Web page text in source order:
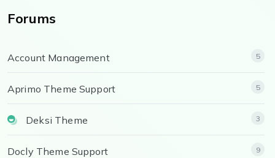
Forums
Account Management 5
Aprimo Theme Support 5
Deksi Theme 3
Docly Theme Support 9